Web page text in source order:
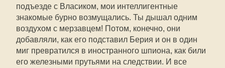
подъезде с Власиком, мои интеллигентные
знакомые бурно возмущались. Ты дышал одним
воздухом с мерзавцем! Потом, конечно, они
добавляли, как его подставил Берия и он в один
миг превратился в иностранного шпиона, как били
его железными прутьями на следствии. И все